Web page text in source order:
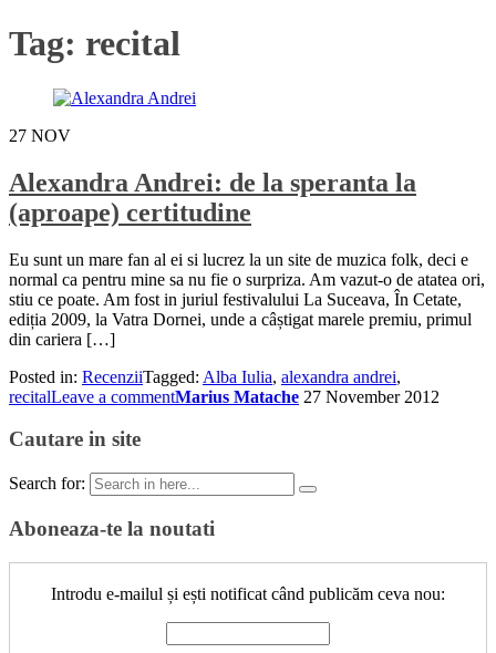
Tag: recital
27 NOV
Alexandra Andrei: de la speranta la
(aproape) certitudine
Eu sunt un mare fan al ei si lucrez la un site de muzica folk, deci e
normal ca pentru mine sa nu fie o surpriza. Am vazut-o de atatea ori,
stiu ce poate. Am fost in juriul festivalului La Suceava, În Cetate,
ediția 2009, la Vatra Dornei, unde a câștigat marele premiu, primul
din cariera […]
Posted in: RecenziiTagged: Alba Iulia, alexandra andrei,
recitalLeave a commentMarius Matache 27 November 2012
Cautare in site
Search for:
Aboneaza-te la noutati
Introdu e-mailul și ești notificat când publicăm ceva nou: